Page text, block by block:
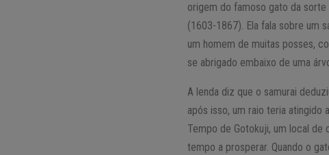
origem do famoso gato da
(1603-1867). Ela fala sobre um
um homem de muitas posses,
se abrigado embaixo de uma
A lenda diz que o samurai
após isso, um raio teria atingido
Tempo de Gotokuji, um local de
tempo a prosperar. Quando o